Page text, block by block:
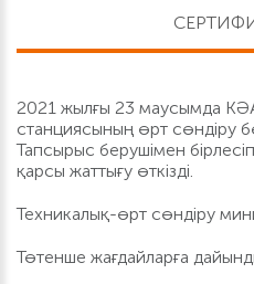
2021 жылғы 23 маусымда
станциясының өрт сөндіру
Тапсырыс берушімен
қарсы жаттығу өткізді.
Техникалық-өрт сөндіру
Төтенше жағдайларға